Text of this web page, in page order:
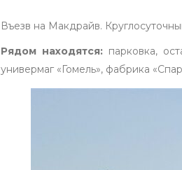
Въезв на Макдрайв.
Рядом находятся:парковка,
универмаг «Гомель», фабрика